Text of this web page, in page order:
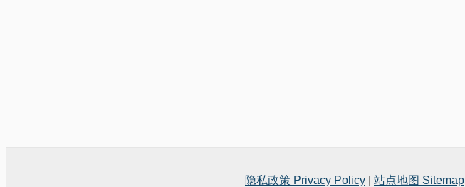
隐私政策 Privacy Policy 站点地图 Sitemap